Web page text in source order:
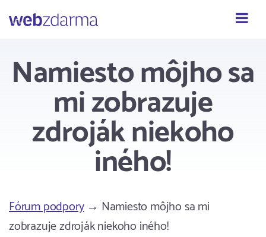
Webzdarma
Namiesto môjho sa
mi zobrazuje
zdroják niekoho
iného!
Fórum podpory→ Namiesto môjho sa mi
zobrazuje zdroják niekoho iného!